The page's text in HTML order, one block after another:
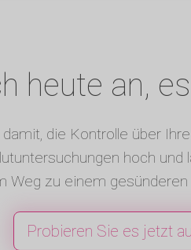
heute an,
die Kontrolle über
hoch und
Weg zu einem
Probieren Sie es jetzt